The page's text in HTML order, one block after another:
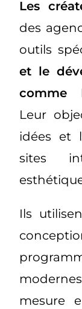
Les
des
outils
et le
comme
Leur
idées et
sites
Ils
mesure